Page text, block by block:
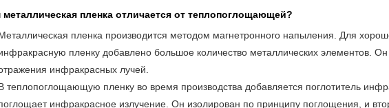
пленка отличается от теплопоглощающей?
пленка производится методом магнетронного напыления. Для
пленку добавлено большое количество металлических элементов.
инфракрасных лучей.
теплопоглощающую пленку во время производства добавляется поглотитель
инфракрасное излучение. Он изолирован по принципу поглощения, и